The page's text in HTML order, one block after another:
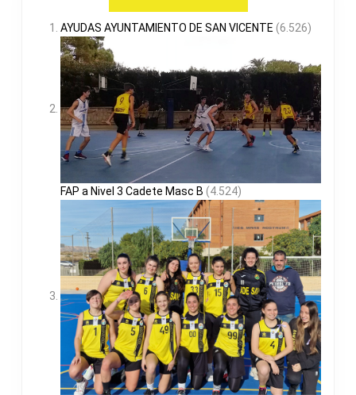
AYUDAS AYUNTAMIENTO DE SAN VICENTE (6.526)
FAP a Nivel 3 Cadete Masc B (4.524)